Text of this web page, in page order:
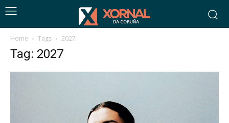
Home Tags 2027
Tag: 2027